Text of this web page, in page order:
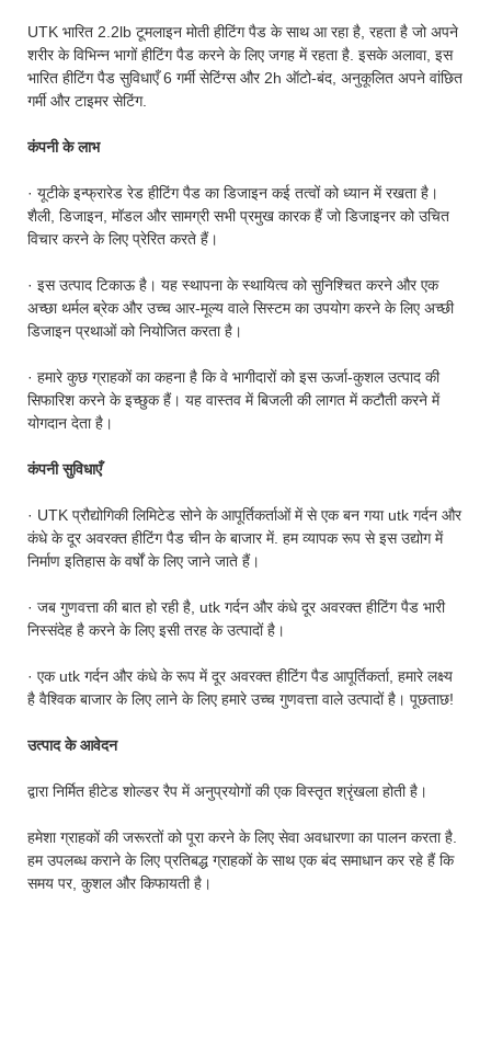
UTK भारित 2.2lb टूमलाइन मोती हीटिंग पैड के साथ आ रहा है, रहता है जो अपने
शरीर के विभिन्न भागों हीटिंग पैड करने के लिए जगह में रहता है. इसके अलावा, इस
भारित हीटिंग पैड सुविधाएँ 6 गर्मी सेटिंग्स और 2h ऑटो-बंद, अनुकूलित अपने वांछित
गर्मी और टाइमर सेटिंग.
कंपनी के लाभ
· यूटीके इन्फ्रारेड रेड हीटिंग पैड का डिजाइन कई तत्वों को ध्यान में रखता है।
शैली, डिजाइन, मॉडल और सामग्री सभी प्रमुख कारक हैं जो डिजाइनर को उचित
विचार करने के लिए प्रेरित करते हैं।
· इस उत्पाद टिकाऊ है। यह स्थापना के स्थायित्व को सुनिश्चित करने और एक
अच्छा थर्मल ब्रेक और उच्च आर-मूल्य वाले सिस्टम का उपयोग करने के लिए अच्छी
डिजाइन प्रथाओं को नियोजित करता है।
· हमारे कुछ ग्राहकों का कहना है कि वे भागीदारों को इस ऊर्जा-कुशल उत्पाद की
सिफारिश करने के इच्छुक हैं। यह वास्तव में बिजली की लागत में कटौती करने में
योगदान देता है।
कंपनी सुविधाएँ
· UTK प्रौद्योगिकी लिमिटेड सोने के आपूर्तिकर्ताओं में से एक बन गया utk गर्दन और
कंधे के दूर अवरक्त हीटिंग पैड चीन के बाजार में. हम व्यापक रूप से इस उद्योग में
निर्माण इतिहास के वर्षों के लिए जाने जाते हैं।
· जब गुणवत्ता की बात हो रही है, utk गर्दन और कंधे दूर अवरक्त हीटिंग पैड भारी
निस्संदेह है करने के लिए इसी तरह के उत्पादों है।
· एक utk गर्दन और कंधे के रूप में दूर अवरक्त हीटिंग पैड आपूर्तिकर्ता, हमारे लक्ष्य
है वैश्विक बाजार के लिए लाने के लिए हमारे उच्च गुणवत्ता वाले उत्पादों है। पूछताछ!
उत्पाद के आवेदन
द्वारा निर्मित हीटेड शोल्डर रैप में अनुप्रयोगों की एक विस्तृत श्रृंखला होती है।
हमेशा ग्राहकों की जरूरतों को पूरा करने के लिए सेवा अवधारणा का पालन करता है.
हम उपलब्ध कराने के लिए प्रतिबद्ध ग्राहकों के साथ एक बंद समाधान कर रहे हैं कि
समय पर, कुशल और किफायती है।